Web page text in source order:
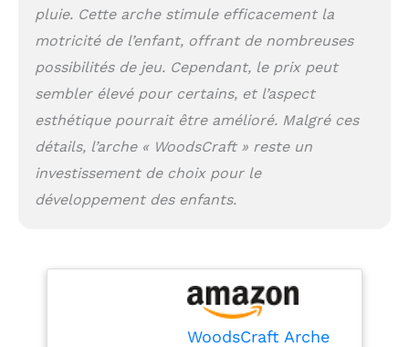
parfaitement lisses et
votre enfant.
Contrairement aux
produits fabriqués à
partir de panneaux de
particules MDF, nos
produits en bois se
distinguent par leur
grande qualité et leur
longévité. 𝐅𝐚𝐛𝐫𝐢𝐪𝐮é 𝐚𝐯𝐞𝐜
dans notre atelier
familial en Pologne, où
des artisans
pluie. Cette arche stimule efficacement la
motricité de l’enfant, offrant de nombreuses
possibilités de jeu. Cependant, le prix peut
sembler élevé pour certains, et l’aspect
esthétique pourrait être amélioré. Malgré ces
détails, l’arche « WoodsCraft » reste un
investissement de choix pour le
développement des enfants.
WoodsCraft Arche